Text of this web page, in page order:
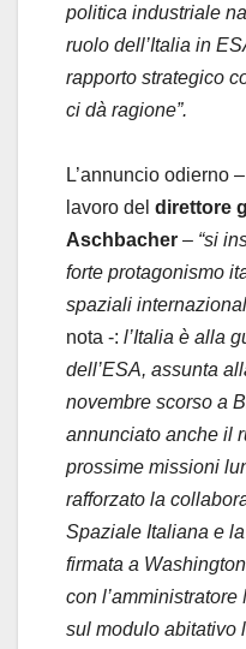
politica industriale
ruolo dell’Italia in
rapporto strategico
ci dà ragione”.
L’annuncio odierno
lavoro del direttore
Aschbacher – “si
forte protagonismo
spaziali
nota -: l’Italia è alla
dell’ESA, assunta
novembre scorso a
annunciato anche il
prossime missioni
rafforzato la
Spaziale Italiana e
firmata a
con
sul modulo abitativo